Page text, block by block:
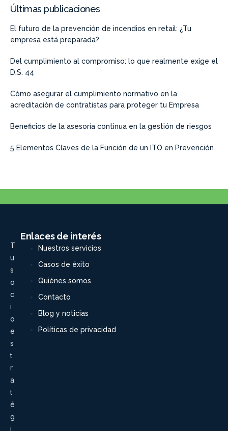
Últimas publicaciones
El futuro de la prevención de incendios en retail: ¿Tu
empresa está preparada?
Del cumplimiento al compromiso: lo que realmente exige el
D.S. 44
Cómo asegurar el cumplimiento normativo en la
acreditación de contratistas para proteger tu Empresa
Beneficios de la asesoría continua en la gestión de riesgos
5 Elementos Claves de la Función de un ITO en Prevención
T
u
s
o
c
i
o
e
s
t
r
a
t
é
g
i
Enlaces de interés
Nuestros servicios
Casos de éxito
Quiénes somos
Contacto
Blog y noticias
Políticas de privacidad